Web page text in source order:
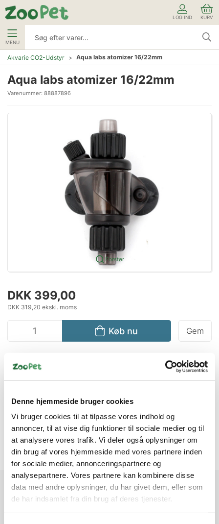
Denne hjemmeside bruger cookies
Vi bruger cookies til at tilpasse vores indhold og
annoncer, til at vise dig funktioner til sociale medier og til
at analysere vores trafik. Vi deler også oplysninger om
din brug af vores hjemmeside med vores partnere inden
for sociale medier, annonceringspartnere og
analysepartnere. Vores partnere kan kombinere disse
data med andre oplysninger, du har givet dem, eller som
de har indsamlet fra din brug af deres tjenester.
LOG IND KURV
MENU
Akvarie CO2-Udstyr Aqua labs atomizer 16/22mm
Aqua labs atomizer 16/22mm
Varenummer: 88887896
Forstør
DKK 399,00
DKK 319,20 ekskl. moms
Køb nu Gem
På lager
Modtag vores nyhedsbrev
Nyheder og katalog - én gang om måneden